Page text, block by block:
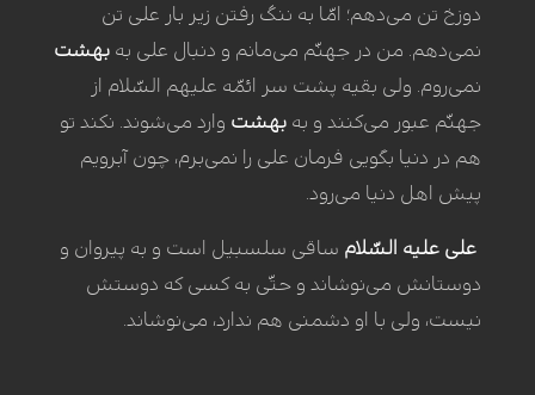
دوزخ تن می‌دهم؛ امّا به ننگ رفتن زیر بار علی تن
نمی‌دهم. من در جهنّم می‌مانم و دنبال علی به بهشت
نمی‌روم. ولی بقیه پشت سر ائمّه علیهم السّلام از
جهنّم عبور می‌کنند و به بهشت وارد می‌شوند. نکند تو
هم در دنیا بگویی فرمان علی را نمی‌برم، چون آبرویم
پیش اهل دنیا می‌رود.
علی علیه السّلام ساقی سلسبیل است و به پیروان و
دوستانش می‌نوشاند و حتّی به کسی که دوستش
نیست، ولی با او دشمنی هم ندارد، می‌نوشاند.